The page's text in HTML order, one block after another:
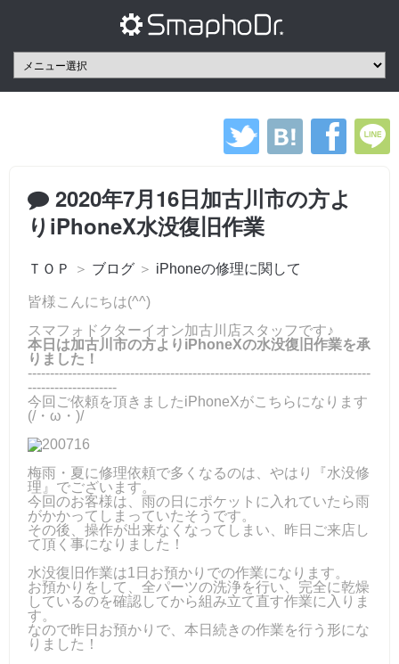
2020年7月16日加古川市の方よ
りiPhoneX水没復旧作業
ＴＯＰ ＞ ブログ ＞ iPhoneの修理に関して
皆様こんにちは(^^)
スマフォドクターイオン加古川店スタッフです♪
本日は加古川市の方よりiPhoneXの水没復旧作業を承
りました！
-----------------------------------------------------------------------------
--------------------
今回ご依頼を頂きましたiPhoneXがこちらになります
(/・ω・)/
梅雨・夏に修理依頼で多くなるのは、やはり『水没修
理』でございます。
今回のお客様は、雨の日にポケットに入れていたら雨
がかかってしまっていたそうです。
その後、操作が出来なくなってしまい、昨日ご来店し
て頂く事になりました！
水没復旧作業は1日お預かりでの作業になります。
お預かりをして、全パーツの洗浄を行い、完全に乾燥
しているのを確認してから組み立て直す作業に入りま
す。
なので昨日お預かりで、本日続きの作業を行う形にな
りました！